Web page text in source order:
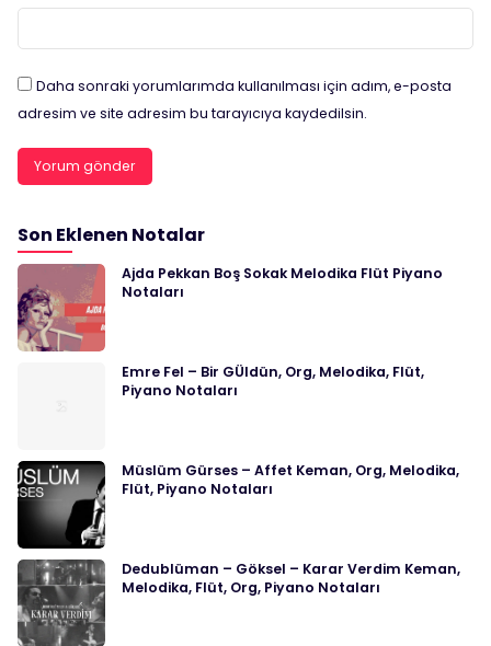
Daha sonraki yorumlarımda kullanılması için adım, e-posta
adresim ve site adresim bu tarayıcıya kaydedilsin.
Son Eklenen Notalar
Ajda Pekkan Boş Sokak Melodika Flüt Piyano
Notaları
Emre Fel – Bir GÜldün, Org, Melodika, Flüt,
Piyano Notaları
Müslüm Gürses – Affet Keman, Org, Melodika,
Flüt, Piyano Notaları
Dedublüman – Göksel – Karar Verdim Keman,
Melodika, Flüt, Org, Piyano Notaları